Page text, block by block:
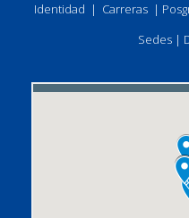
Identidad | Carreras |
Sedes |